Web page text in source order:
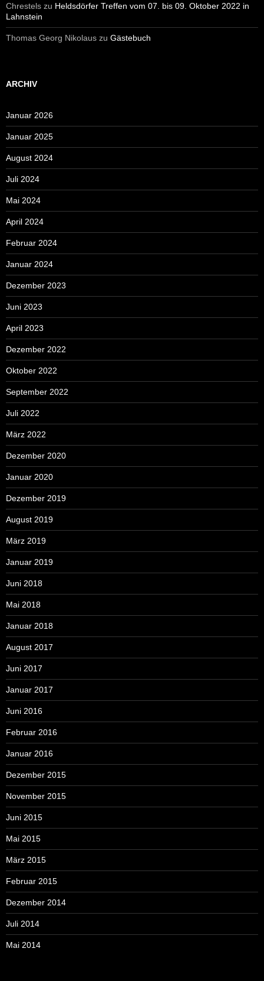
Chrestels zu Heldsdörfer Treffen vom 07. bis 09. Oktober 2022 in
Lahnstein
Thomas Georg Nikolaus zu Gästebuch
ARCHIV
Januar 2026
Januar 2025
August 2024
Juli 2024
Mai 2024
April 2024
Februar 2024
Januar 2024
Dezember 2023
Juni 2023
April 2023
Dezember 2022
Oktober 2022
September 2022
Juli 2022
März 2022
Dezember 2020
Januar 2020
Dezember 2019
August 2019
März 2019
Januar 2019
Juni 2018
Mai 2018
Januar 2018
August 2017
Juni 2017
Januar 2017
Juni 2016
Februar 2016
Januar 2016
Dezember 2015
November 2015
Juni 2015
Mai 2015
März 2015
Februar 2015
Dezember 2014
Juli 2014
Mai 2014